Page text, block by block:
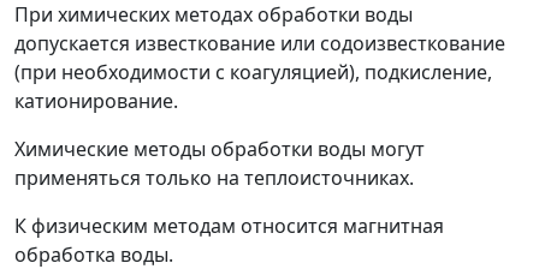
При химических методах обработки воды
допускается известкование или содоизвесткование
(при необходимости с коагуляцией), подкисление,
катионирование.
Химические методы обработки воды могут
применяться только на теплоисточниках.
К физическим методам относится магнитная
обработка воды.